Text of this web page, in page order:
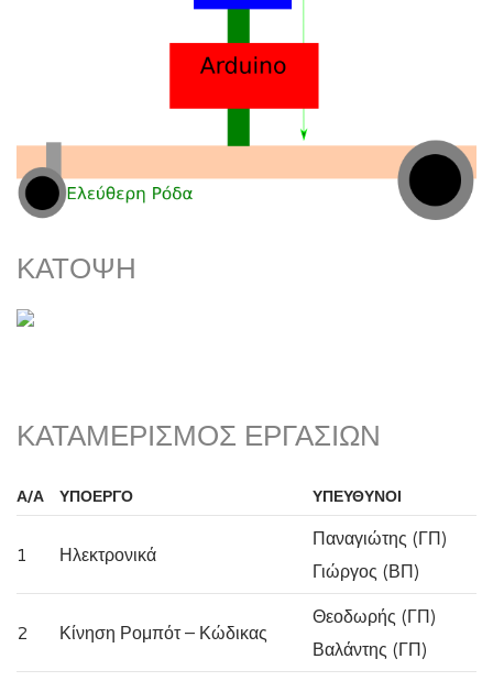
ΚΆΤΟΨΗ
ΚΑΤΑΜΕΡΙΣΜΌΣ ΕΡΓΑΣΙΏΝ
Α/Α ΥΠΟΈΡΓΟ ΥΠΕΎΘΥΝΟΙ
1 Ηλεκτρονικά
Παναγιώτης (ΓΠ)
Γιώργος (ΒΠ)
2 Κίνηση Ρομπότ – Κώδικας
Θεοδωρής (ΓΠ)
Βαλάντης (ΓΠ)